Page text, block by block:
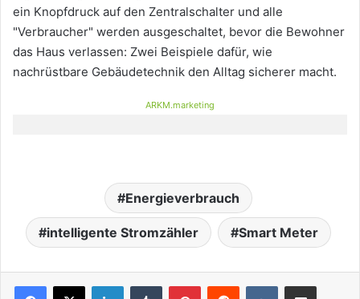
ein Knopfdruck auf den Zentralschalter und alle
"Verbraucher" werden ausgeschaltet, bevor die Bewohner
das Haus verlassen: Zwei Beispiele dafür, wie
nachrüstbare Gebäudetechnik den Alltag sicherer macht.
ARKM.marketing
Energieverbrauch
intelligente Stromzähler Smart Meter